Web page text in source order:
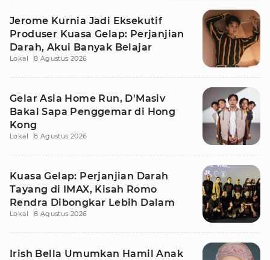
Jerome Kurnia Jadi Eksekutif
Produser Kuasa Gelap: Perjanjian
Darah, Akui Banyak Belajar
Lokal 8 Agustus 2026
Gelar Asia Home Run, D'Masiv
Bakal Sapa Penggemar di Hong
Kong
Lokal 8 Agustus 2026
Kuasa Gelap: Perjanjian Darah
Tayang di IMAX, Kisah Romo
Rendra Dibongkar Lebih Dalam
Lokal 8 Agustus 2026
Irish Bella Umumkan Hamil Anak